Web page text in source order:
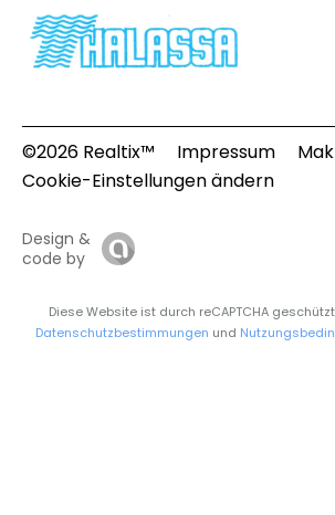
©2026 Realtix™ Impressum
Cookie-Einstellungen ändern
Design &
code by
Diese Website ist durch reCAPTCHA
Datenschutzbestimmungen und